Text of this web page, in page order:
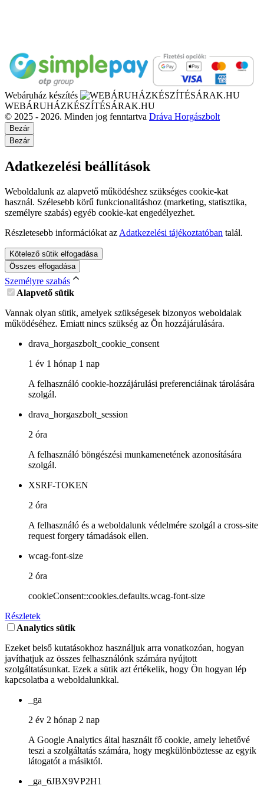
Webáruház készítés
WEBÁRUHÁZKÉSZÍTÉSÁRAK.HU
© 2025 - 2026. Minden jog fenntartva Dráva Horgászbolt
Bezár
Bezár
Adatkezelési beállítások
Weboldalunk az alapvető működéshez szükséges cookie-kat
használ. Szélesebb körű funkcionalitáshoz (marketing, statisztika,
személyre szabás) egyéb cookie-kat engedélyezhet.
Részletesebb információkat az Adatkezelési tájékoztatóban talál.
Kötelező sütik elfogadása
Összes elfogadása
Személyre szabás
Alapvető sütik
Vannak olyan sütik, amelyek szükségesek bizonyos weboldalak
működéséhez. Emiatt nincs szükség az Ön hozzájárulására.
drava_horgaszbolt_cookie_consent
1 év 1 hónap 1 nap
A felhasználó cookie-hozzájárulási preferenciáinak tárolására
szolgál.
drava_horgaszbolt_session
2 óra
A felhasználó böngészési munkamenetének azonosítására
szolgál.
XSRF-TOKEN
2 óra
A felhasználó és a weboldalunk védelmére szolgál a cross-site
request forgery támadások ellen.
wcag-font-size
2 óra
cookieConsent::cookies.defaults.wcag-font-size
Részletek
Analytics sütik
Ezeket belső kutatásokhoz használjuk arra vonatkozóan, hogyan
javíthatjuk az összes felhasználónk számára nyújtott
szolgáltatásunkat. Ezek a sütik azt értékelik, hogy Ön hogyan lép
kapcsolatba a weboldalunkkal.
_ga
2 év 2 hónap 2 nap
A Google Analytics által használt fő cookie, amely lehetővé
teszi a szolgáltatás számára, hogy megkülönböztesse az egyik
látogatót a másiktól.
_ga_6JBX9VP2H1